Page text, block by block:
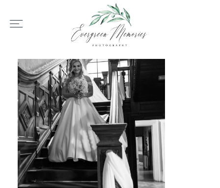
HOME
ÜBER UNS
HOCHZEIT
REPORTAGEN